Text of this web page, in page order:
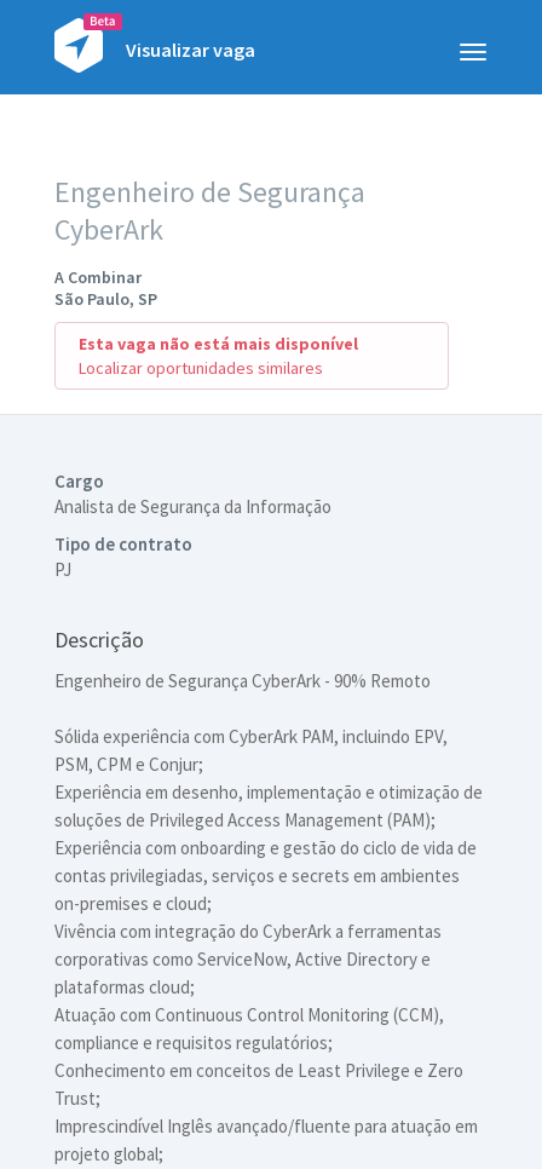
Toggle
Visualizar vaga
Engenheiro de Segurança
CyberArk
A Combinar
São Paulo, SP
Esta vaga não está mais disponível
Localizar oportunidades similares
Cargo
Analista de Segurança da Informação
Tipo de contrato
PJ
Descrição
Engenheiro de Segurança CyberArk - 90% Remoto
Sólida experiência com CyberArk PAM, incluindo EPV,
PSM, CPM e Conjur;
Experiência em desenho, implementação e otimização de
soluções de Privileged Access Management (PAM);
Experiência com onboarding e gestão do ciclo de vida de
contas privilegiadas, serviços e secrets em ambientes
on-premises e cloud;
Vivência com integração do CyberArk a ferramentas
corporativas como ServiceNow, Active Directory e
plataformas cloud;
Atuação com Continuous Control Monitoring (CCM),
compliance e requisitos regulatórios;
Conhecimento em conceitos de Least Privilege e Zero
Trust;
Imprescindível Inglês avançado/fluente para atuação em
projeto global;